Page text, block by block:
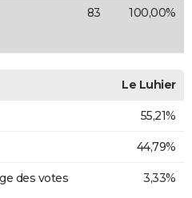
83 100,00%
Le Luhier
55,21%
44,79%
des votes
3,33%